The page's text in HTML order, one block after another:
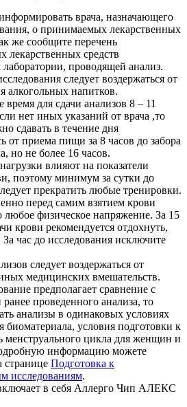
врача, назначающего
о принимаемых лекарственных
же сообщите перечень
лекарственных средств
лаборатории, проводящей анализ.
следует воздержаться от
алкогольных напитков.
для сдачи анализов 8 – 11
нет иных указаний от врача ,то
сдавать в течение дня
от приема пищи за 8 часов до забора
но не более 16 часов.
влияют на показатели
поэтому минимум за сутки до
прекратить любые тренировки.
перед самим взятием крови
любое физическое напряжение. За 15
крови рекомендуется отдохнуть,
За час до исследования исключите
следует воздержаться от
медицинских вмешательств.
предполагает сравнение с
ранее проведенного анализа, то
анализы в одинаковых условиях
биоматериала, условия подготовки к
менструального цикла для женщин и
информацию можете
странице Подготовка к
исследованиям.
в себя Аллерго Чип АЛЕКС